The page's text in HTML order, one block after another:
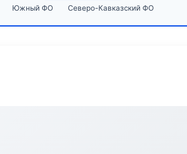
Южный ФО Северо-Кавказский ФО